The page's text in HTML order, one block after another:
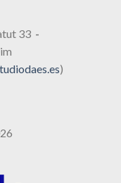
33 -
)